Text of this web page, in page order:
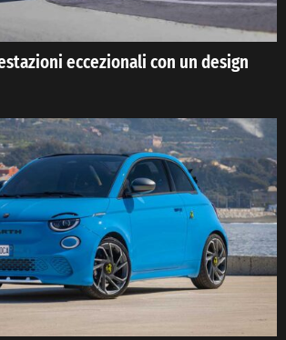
eccezionali con un design